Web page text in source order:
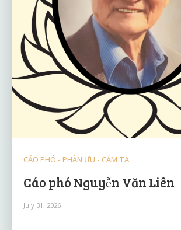
CÁO PHÓ - PHÂN ƯU - CẢM TẠ
Cáo phó Nguyễn Văn Liên
July 31, 2026